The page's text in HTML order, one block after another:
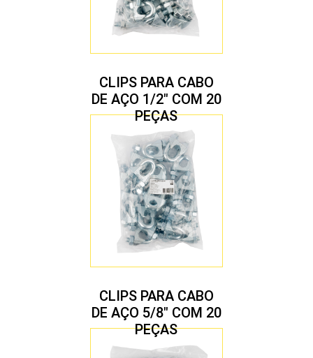
CLIPS PARA CABO
DE AÇO 1/2″ COM 20
PEÇAS
CLIPS PARA CABO
DE AÇO 5/8″ COM 20
PEÇAS